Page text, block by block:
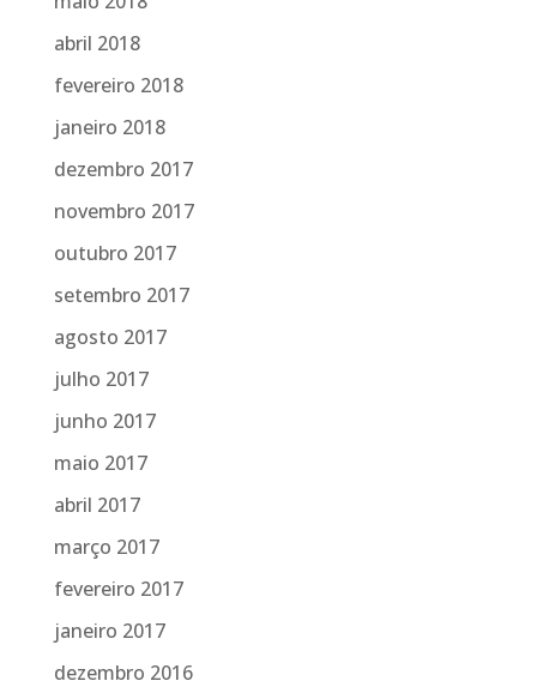
abril 2018
fevereiro 2018
janeiro 2018
dezembro 2017
novembro 2017
outubro 2017
setembro 2017
agosto 2017
julho 2017
junho 2017
maio 2017
abril 2017
março 2017
fevereiro 2017
janeiro 2017
dezembro 2016